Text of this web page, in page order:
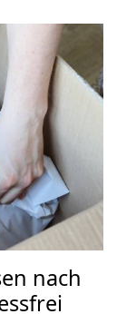
nach